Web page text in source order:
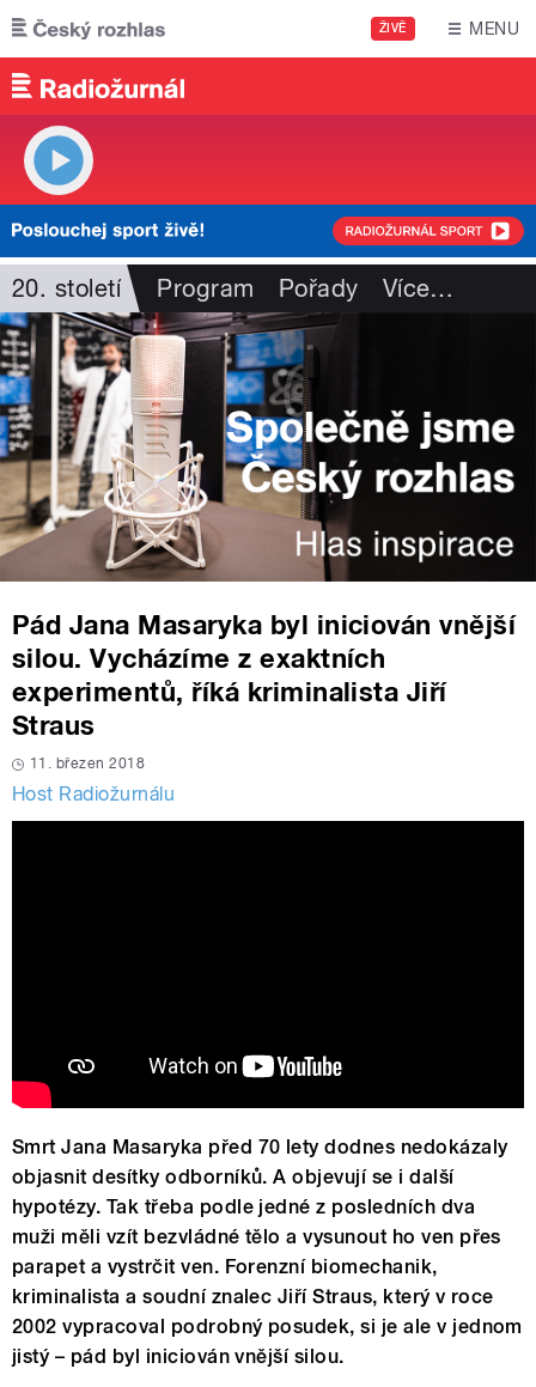
Přejít k hlavnímu obsahu
ŽIVĚ MENU
20. století Program Pořady Více…
Pád Jana Masaryka byl iniciován vnější
silou. Vycházíme z exaktních
experimentů, říká kriminalista Jiří
Straus
11. březen 2018
Host Radiožurnálu
Smrt Jana Masaryka před 70 lety dodnes nedokázaly
objasnit desítky odborníků. A objevují se i další
hypotézy. Tak třeba podle jedné z posledních dva
muži měli vzít bezvládné tělo a vysunout ho ven přes
parapet a vystrčit ven. Forenzní biomechanik,
kriminalista a soudní znalec Jiří Straus, který v roce
2002 vypracoval podrobný posudek, si je ale v jednom
jistý – pád byl iniciován vnější silou.